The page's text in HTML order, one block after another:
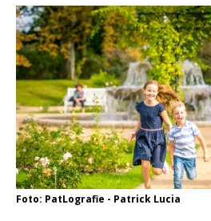
Foto: PatLografie - Patrick Lucia